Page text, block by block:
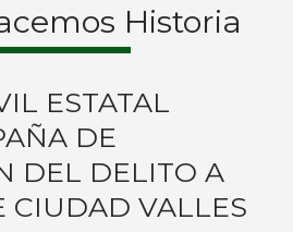
Historia
ESTATAL
DE
DEL DELITO A
CIUDAD VALLES